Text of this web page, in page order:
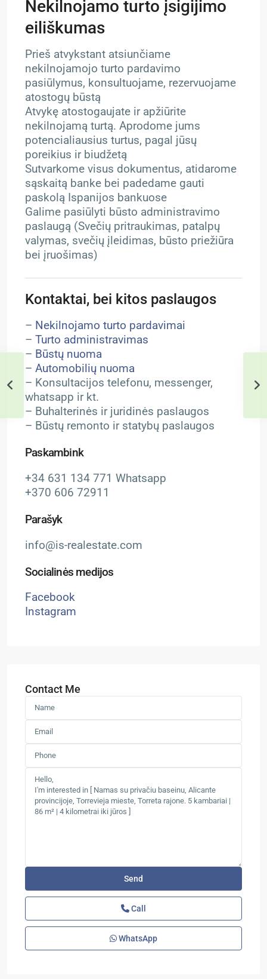
Nekilnojamo turto įsigijimo
eiliškumas
Prieš atvykstant atsiunčiame
nekilnojamojo turto pardavimo
pasiūlymus, konsultuojame, rezervuojame
atostogų būstą
Atvykę atostogaujate ir apžiūrite
nekilnojamą turtą. Aprodome jums
potencialiausius turtus, pagal jūsų
poreikius ir biudžetą
Sutvarkome visus dokumentus, atidarome
sąskaitą banke bei padedame gauti
paskolą Ispanijos bankuose
Galime pasiūlyti būsto administravimo
paslaugą (Svečių pritraukimas, patalpų
valymas, svečių įleidimas, būsto priežiūra
bei įruošimas)
Kontaktai, bei kitos paslaugos
– Nekilnojamo turto pardavimai
– Turto administravimas
– Būstų nuoma
– Automobilių nuoma
– Konsultacijos telefonu, messenger,
whatsapp ir kt.
– Buhalterinės ir juridinės paslaugos
– Būstų remonto ir statybų paslaugos
Paskambink
+34 631 134 771 Whatsapp
+370 606 72911
Parašyk
info@is-realestate.com
Socialinės medijos
Facebook
Instagram
Contact Me
Call
WhatsApp